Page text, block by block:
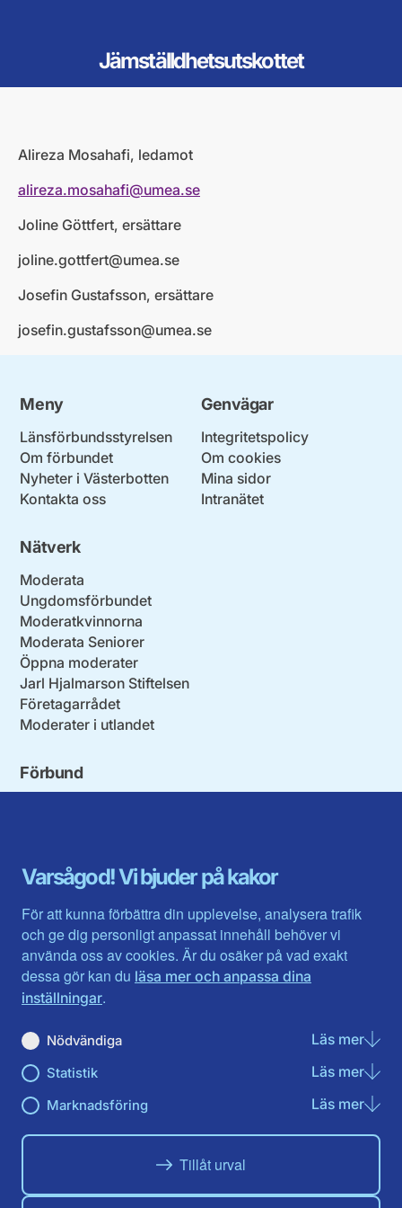
Varsågod! Vi bjuder på kakor
För att kunna förbättra din upplevelse, analysera trafik
och ge dig personligt anpassat innehåll behöver vi
använda oss av cookies. Är du osäker på vad exakt
dessa gör kan du läsa mer och anpassa dina
inställningar.
Nödvändiga Läs merom
Statistik Läs merom
Marknadsföring Läs merom
Tillåt urval
Jämställdhetsutskottet
Alireza Mosahafi, ledamot
alireza.mosahafi@umea.se
Joline Göttfert, ersättare
joline.gottfert@umea.se
Josefin Gustafsson, ersättare
josefin.gustafsson@umea.se
Meny
Länsförbundsstyrelsen
Om förbundet
Nyheter i Västerbotten
Kontakta oss
Genvägar
Integritetspolicy
Om cookies
Mina sidor
Intranätet
Nätverk
Moderata
Ungdomsförbundet
Moderatkvinnorna
Moderata Seniorer
Öppna moderater
Jarl Hjalmarson Stiftelsen
Företagarrådet
Moderater i utlandet
Förbund
Gävleborg
Halland
Jämtlands län
Jönköpings län
Kalmar län
Kronobergs län
Norrbotten
Skåne län
Värmlands län
Västerbotten
Västra Götaland
Västernorrland
Västmanland
Örebro län
Östergötland
Du hittar oss här på sociala medier
Facebook
Instagram